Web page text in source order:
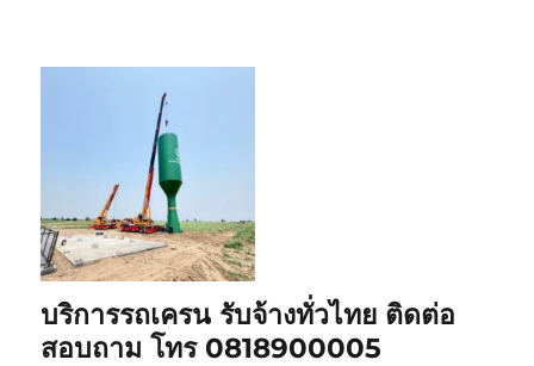
บริการรถเครน รับจ้างทั่วไทย ติดต่อ
สอบถาม โทร 0818900005